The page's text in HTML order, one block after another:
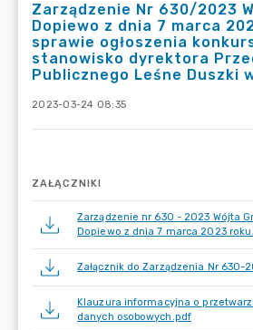
Zarządzenie Nr 630/2023
Dopiewo z dnia 7 marca
sprawie ogłoszenia
stanowisko dyrektora
Publicznego Leśne Duszki
2023-03-24 08:35
ZAŁĄCZNIKI
Zarządzenie nr 630 - 2023 Wójta
Dopiewo z dnia 7 marca 2023
Załącznik do Zarządzenia Nr 630-
Klauzura informacyjna o
danych osobowych.pdf